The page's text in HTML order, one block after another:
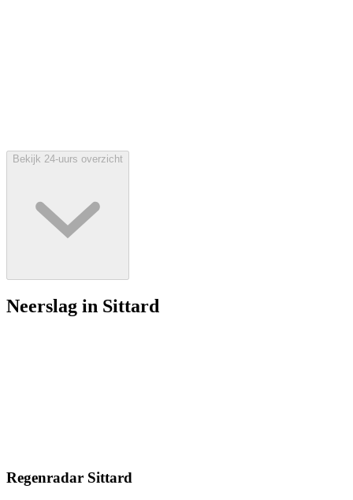
Bekijk 24-uurs overzicht
Neerslag in Sittard
Regenradar Sittard